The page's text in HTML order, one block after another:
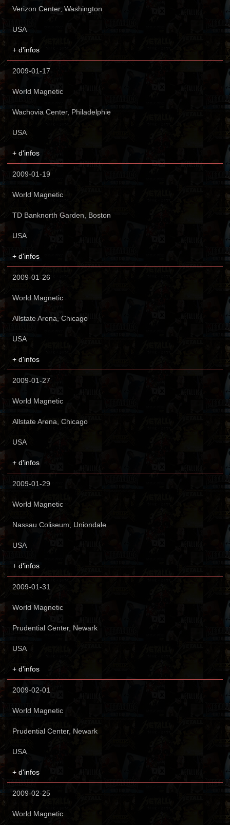
Verizon Center, Washington
USA
+ d'infos
2009-01-17
World Magnetic
Wachovia Center, Philadelphie
USA
+ d'infos
2009-01-19
World Magnetic
TD Banknorth Garden, Boston
USA
+ d'infos
2009-01-26
World Magnetic
Allstate Arena, Chicago
USA
+ d'infos
2009-01-27
World Magnetic
Allstate Arena, Chicago
USA
+ d'infos
2009-01-29
World Magnetic
Nassau Coliseum, Uniondale
USA
+ d'infos
2009-01-31
World Magnetic
Prudential Center, Newark
USA
+ d'infos
2009-02-01
World Magnetic
Prudential Center, Newark
USA
+ d'infos
2009-02-25
World Magnetic